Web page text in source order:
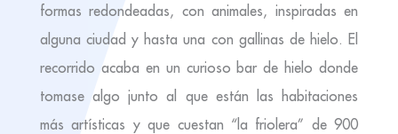
formas redondeadas, con animales, inspiradas en
alguna ciudad y hasta una con gallinas de hielo. El
recorrido acaba en un curioso bar de hielo donde
tomase algo junto al que están las habitaciones
más artísticas y que cuestan “la friolera” de 900